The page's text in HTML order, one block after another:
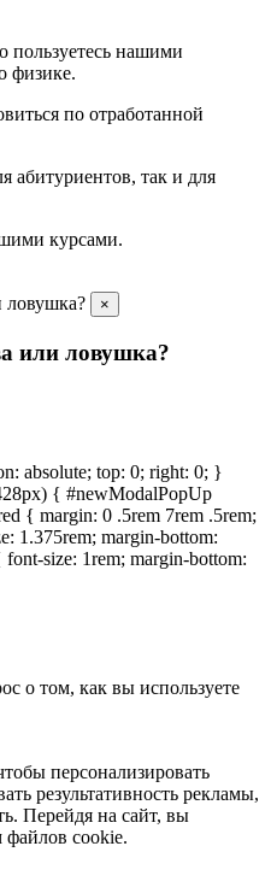
пользуетесь нашими
физике.
по отработанной
абитуриентов, так и для
курсами.
×
или ловушка?
absolute; top: 0; right: 0; }
{ #newModalPopUp
{ margin: 0 .5rem 7rem .5rem;
1.375rem; margin-bottom:
size: 1rem; margin-bottom:
о том, как вы используете
персонализировать
результативность рекламы,
Перейдя на сайт, вы
файлов cookie.